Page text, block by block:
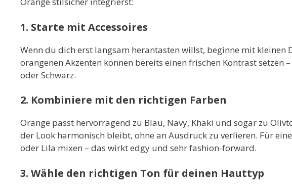
1. Starte mit Accessoires
Wenn du dich erst langsam herantasten willst, beginne mit kleinen
orangenen Akzenten können bereits einen frischen Kontrast setzen
oder Schwarz.
2. Kombiniere mit den richtigen Farben
Orange passt hervorragend zu Blau, Navy, Khaki und sogar zu
der Look harmonisch bleibt, ohne an Ausdruck zu verlieren. Für
oder Lila mixen – das wirkt edgy und sehr fashion-forward.
3. Wähle den richtigen Ton für deinen Hauttyp